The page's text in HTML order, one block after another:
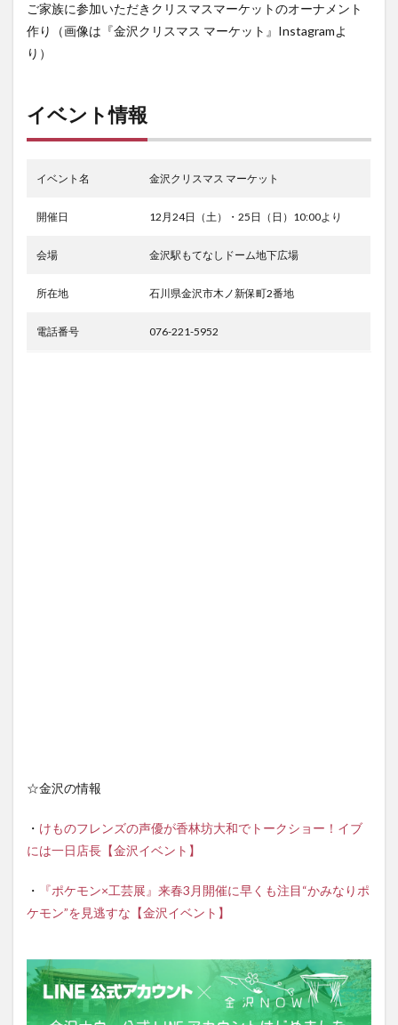
ご家族に参加いただきクリスマスマーケットのオーナメント
作り（画像は『金沢クリスマス マーケット』Instagramよ
り）
イベント情報
イベント名 金沢クリスマス マーケット
開催日 12月24日（土）・25日（日）10:00より
会場 金沢駅もてなしドーム地下広場
所在地 石川県金沢市木ノ新保町2番地
電話番号 076-221-5952
☆金沢の情報
・ けものフレンズの声優が香林坊大和でトークショー！イブ
には一日店長【金沢イベント】
・
『ポケモン×工芸展』来春3月開催に早くも注目“かみなりポ
ケモン”を見逃すな【金沢イベント】